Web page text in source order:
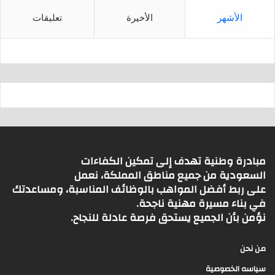
الأشهر الأخيرة تعليقات
مبادرة وطنية تهدف إلى تمكين الكفاءات
السعودية من جميع مناطق المملكة، نعمل
على ربط أفضل المواهب بالوظائف المناسبة، ومساعدتك
في بناء مسيرة مهنية ناجحة.
نؤمن بأن الجميع يستحق فرصة عادلة للنجاح.
من نحن
سياسه الخصوصية